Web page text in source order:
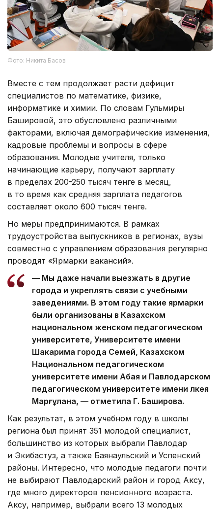
Фото: Никита Басов
Вместе с тем продолжает расти дефицит
специалистов по математике, физике,
информатике и химии. По словам Гульмиры
Башировой, это обусловлено различными
факторами, включая демографические изменения,
кадровые проблемы и вопросы в сфере
образования. Молодые учителя, только
начинающие карьеру, получают зарплату
в пределах 200-250 тысяч тенге в месяц,
в то время как средняя зарплата педагогов
составляет около 600 тысяч тенге.
Но меры предпринимаются. В рамках
трудоустройства выпускников в регионах, вузы
совместно с управлением образования регулярно
проводят «Ярмарки вакансий».
— Мы даже начали выезжать в другие
города и укреплять связи с учебными
заведениями. В этом году такие ярмарки
были организованы в Казахском
национальном женском педагогическом
университете, Университете имени
Шакарима города Семей, Казахском
Национальном педагогическом
университете имени Абая и Павлодарском
педагогическом университете имени Әлкея
Марғұлана, — отметила Г. Баширова.
Как результат, в этом учебном году в школы
региона был принят 351 молодой специалист,
большинство из которых выбрали Павлодар
и Экибастуз, а также Баянаульский и Успенский
районы. Интересно, что молодые педагоги почти
не выбирают Павлодарский район и город Аксу,
где много директоров пенсионного возраста.
Аксу, например, выбрали всего 13 молодых